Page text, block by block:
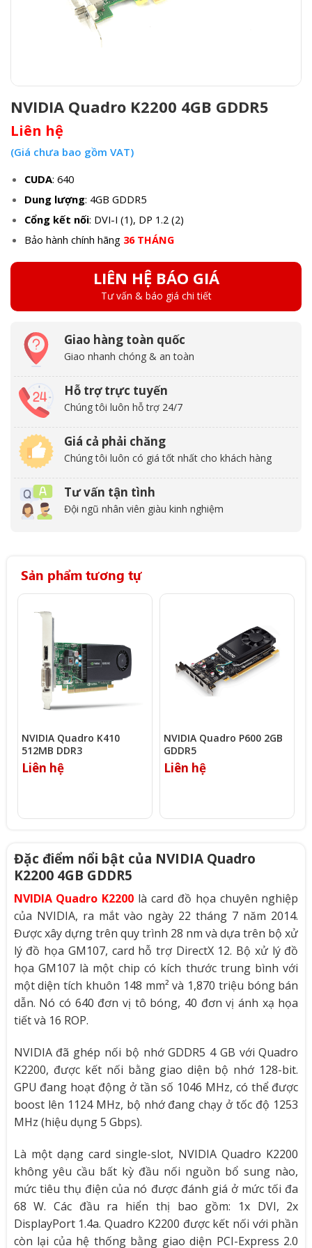
NVIDIA Quadro K2200 4GB GDDR5
Liên hệ
(Giá chưa bao gồm VAT)
CUDA: 640
Dung lượng: 4GB GDDR5
Cổng kết nối: DVI-I (1), DP 1.2 (2)
Bảo hành chính hãng 36 THÁNG
LIÊN HỆ BÁO GIÁ
Tư vấn & báo giá chi tiết
Giao hàng toàn quốc
Giao nhanh chóng & an toàn
Hỗ trợ trực tuyến
Chúng tôi luôn hỗ trợ 24/7
Giá cả phải chăng
Chúng tôi luôn có giá tốt nhất cho khách hàng
Tư vấn tận tình
Đội ngũ nhân viên giàu kinh nghiệm
Sản phẩm tương tự
NVIDIA Quadro K410
512MB DDR3
Liên hệ
NVIDIA Quadro P600 2GB
GDDR5
Liên hệ
Đặc điểm nổi bật của NVIDIA Quadro
K2200 4GB GDDR5
NVIDIA Quadro K2200 là card đồ họa chuyên nghiệp
của NVIDIA, ra mắt vào ngày 22 tháng 7 năm 2014.
Được xây dựng trên quy trình 28 nm và dựa trên bộ xử
lý đồ họa GM107, card hỗ trợ DirectX 12. Bộ xử lý đồ
họa GM107 là một chip có kích thước trung bình với
một diện tích khuôn 148 mm² và 1,870 triệu bóng bán
dẫn. Nó có 640 đơn vị tô bóng, 40 đơn vị ánh xạ họa
tiết và 16 ROP.
NVIDIA đã ghép nối bộ nhớ GDDR5 4 GB với Quadro
K2200, được kết nối bằng giao diện bộ nhớ 128-bit.
GPU đang hoạt động ở tần số 1046 MHz, có thể được
boost lên 1124 MHz, bộ nhớ đang chạy ở tốc độ 1253
MHz (hiệu dụng 5 Gbps).
Là một dạng card single-slot, NVIDIA Quadro K2200
không yêu cầu bất kỳ đầu nối nguồn bổ sung nào,
mức tiêu thụ điện của nó được đánh giá ở mức tối đa
68 W. Các đầu ra hiển thị bao gồm: 1x DVI, 2x
DisplayPort 1.4a. Quadro K2200 được kết nối với phần
còn lại của hệ thống bằng giao diện PCI-Express 2.0